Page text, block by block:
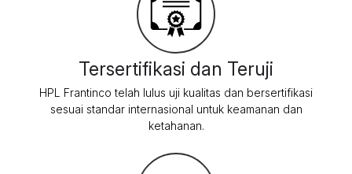
Tersertifikasi dan Teruji
HPL Frantinco telah lulus uji kualitas dan bersertifikasi
sesuai standar internasional untuk keamanan dan
ketahanan.